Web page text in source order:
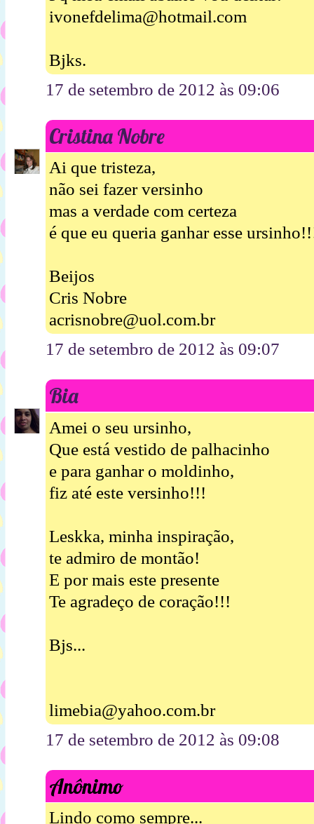
ivonefdelima@hotmail.com
Bjks.
17 de setembro de 2012 às 09:06
Cristina Nobre
Ai que tristeza,
não sei fazer versinho
mas a verdade com certeza
é que eu queria ganhar esse
Beijos
Cris Nobre
acrisnobre@uol.com.br
17 de setembro de 2012 às 09:07
Bia
Amei o seu ursinho,
Que está vestido de palhacinho
e para ganhar o moldinho,
fiz até este versinho!!!
Leskka, minha inspiração,
te admiro de montão!
E por mais este presente
Te agradeço de coração!!!
Bjs...
limebia@yahoo.com.br
17 de setembro de 2012 às 09:08
Anônimo
Lindo como sempre...